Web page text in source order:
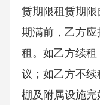
赁期限租赁期
期满前，乙方
租。如乙方续
议；如乙方不
棚及附属设施